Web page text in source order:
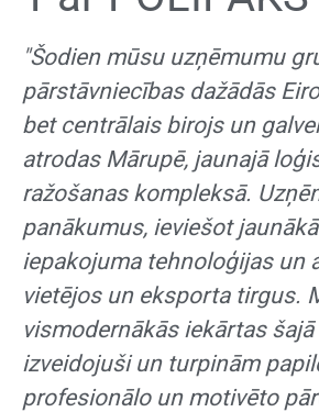
"Šodien mūsu uzņēmumu
pārstāvniecības dažādās
bet centrālais birojs un
atrodas Mārupē, jaunajā
ražošanas kompleksā.
panākumus, ieviešot
iepakojuma tehnoloģijas un
vietējos un eksporta tirgus.
vismodernākās iekārtas
izveidojuši un turpinām
profesionālo un motivēto